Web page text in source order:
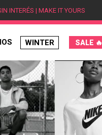
INTERÉS | MAKE IT YOURS
WINTER SALE 🔥